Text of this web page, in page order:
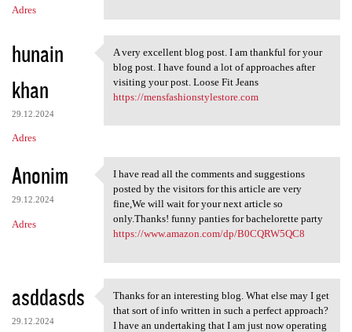
Adres
hunain
khan
29.12.2024
Adres
A very excellent blog post. I
A very excellent blog post. I am thankful for your
blog post. I have found a lot of approaches after
visiting your post. Loose Fit Jeans
https://mensfashionstylestore.com
Anonim
29.12.2024
Adres
I have read all the comments
I have read all the comments and suggestions
posted by the visitors for this article are very
fine,We will wait for your next article so
only.Thanks! funny panties for bachelorette party
https://www.amazon.com/dp/B0CQRW5QC8
asddasds
29.12.2024
Thanks for an interesting
Thanks for an interesting blog. What else may I get
that sort of info written in such a perfect approach?
I have an undertaking that I am just now operating